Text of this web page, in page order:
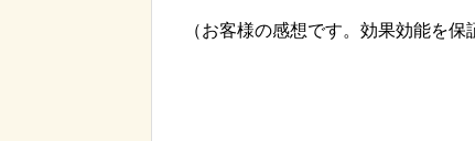
（お客様の感想です。効果効能を保